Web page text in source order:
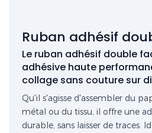
Ruban adhésif
Le ruban adhésif double
adhésive haute
collage sans couture sur
Qu'il s'agisse d'assembler du
métal ou du tissu, il offre une
durable, sans laisser de traces.